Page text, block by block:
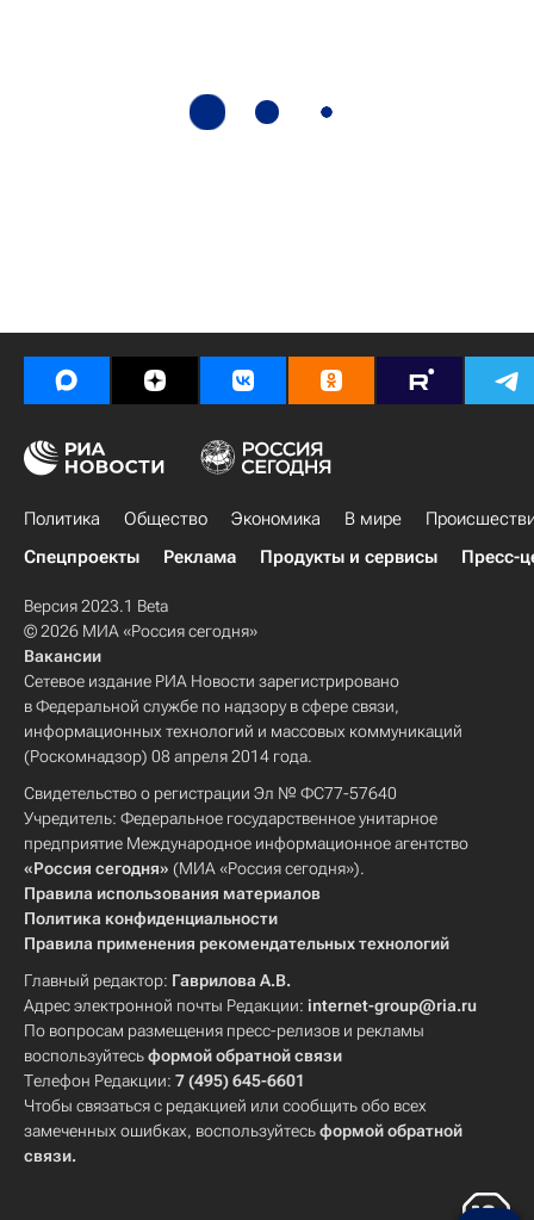
Политика Общество Экономика В мире
Спецпроекты
Реклама Продукты и сервисы Пресс-
Версия 2023.1 Beta
© 2026 МИА «Россия сегодня»
Вакансии
Сетевое издание РИА Новости зарегистрировано
в Федеральной службе по надзору в сфере связи,
информационных технологий и массовых коммуникаций
(Роскомнадзор) 08 апреля 2014 года.
Свидетельство о регистрации Эл № ФС77-57640
Учредитель: Федеральное государственное унитарное
предприятие Международное информационное агентство
«Россия сегодня» (МИА «Россия сегодня»).
Правила использования материалов
Политика конфиденциальности
Правила применения рекомендательных технологий
Главный редактор: Гаврилова А.В.
Адрес электронной почты Редакции: internet-group@ria.ru
По вопросам размещения пресс-релизов и рекламы
воспользуйтесьформой обратной связи
Телефон Редакции: 7 (495) 645-6601
Чтобы связаться с редакцией или сообщить обо всех
замеченных ошибках, воспользуйтесьформой обратной
связи.